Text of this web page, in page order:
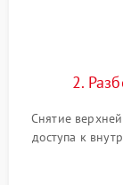
2.
Снятие
доступа к
Обеспечение